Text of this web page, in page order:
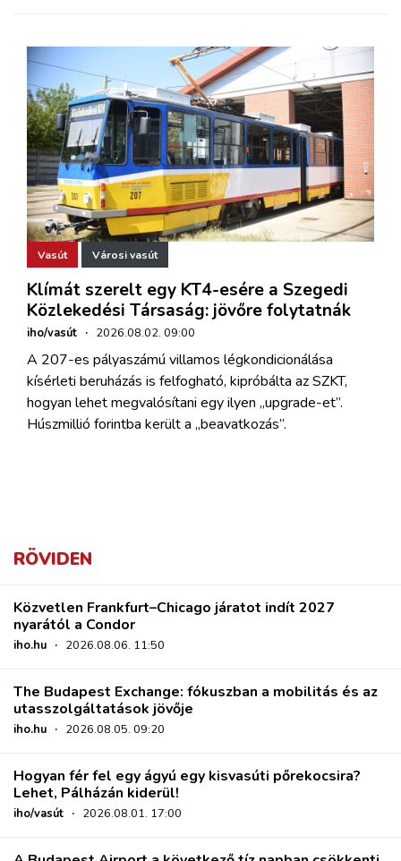
Vasút Városi vasút
Klímát szerelt egy KT4-esére a Szegedi
Közlekedési Társaság: jövőre folytatnák
iho/vasút · 2026.08.02. 09:00
A 207-es pályaszámú villamos légkondicionálása
kísérleti beruházás is felfogható, kipróbálta az SZKT,
hogyan lehet megvalósítani egy ilyen „upgrade-et”.
Húszmillió forintba került a „beavatkozás”.
RÖVIDEN
Közvetlen Frankfurt–Chicago járatot indít 2027
nyarától a Condor
iho.hu · 2026.08.06. 11:50
The Budapest Exchange: fókuszban a mobilitás és az
utasszolgáltatások jövője
iho.hu · 2026.08.05. 09:20
Hogyan fér fel egy ágyú egy kisvasúti pőrekocsira?
Lehet, Pálházán kiderül!
iho/vasút · 2026.08.01. 17:00